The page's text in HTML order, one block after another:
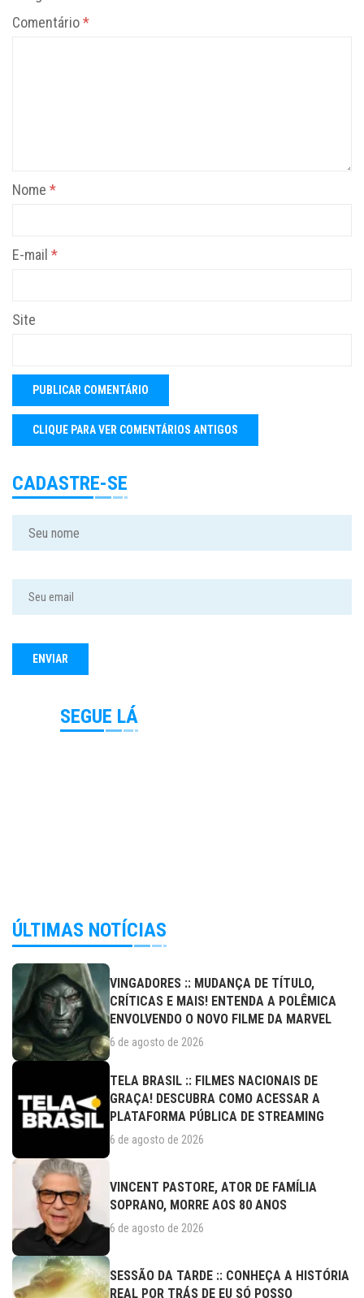
Comentário*
Nome *
E-mail *
Site
CADASTRE-SE
SEGUE LÁ
ÚLTIMAS NOTÍCIAS
VINGADORES :: MUDANÇA DE TÍTULO,
CRÍTICAS E MAIS! ENTENDA A POLÊMICA
ENVOLVENDO O NOVO FILME DA MARVEL
6 de agosto de 2026
TELA BRASIL :: FILMES NACIONAIS DE
GRAÇA! DESCUBRA COMO ACESSAR A
PLATAFORMA PÚBLICA DE STREAMING
6 de agosto de 2026
VINCENT PASTORE, ATOR DE FAMÍLIA
SOPRANO, MORRE AOS 80 ANOS
6 de agosto de 2026
SESSÃO DA TARDE :: CONHEÇA A HISTÓRIA
REAL POR TRÁS DE EU SÓ POSSO